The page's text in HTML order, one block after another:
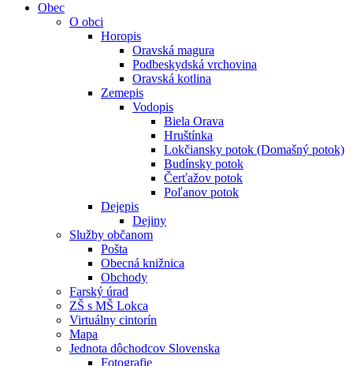
Obec
O obci
Horopis
Oravská magura
Podbeskydská vrchovina
Oravská kotlina
Zemepis
Vodopis
Biela Orava
Hruštínka
Lokčiansky potok (Domašný potok)
Budínsky potok
Čerťažov potok
Poľanov potok
Dejepis
Dejiny
Služby občanom
Pošta
Obecná knižnica
Obchody
Farský úrad
ZŠ s MŠ Lokca
Virtuálny cintorín
Mapa
Jednota dôchodcov Slovenska
Fotografie